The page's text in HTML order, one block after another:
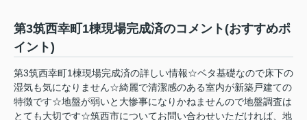
第3筑西幸町1棟現場完成済のコメント(おすすめポ
イント)
第3筑西幸町1棟現場完成済の詳しい情報☆ベタ基礎なので床下の
湿気も気になりません☆綺麗で清潔感のある室内が新築戸建ての
特徴です☆地盤が弱いと大惨事になりかねませんので地盤調査は
とても大切です☆筑西市についてお問い合わせいただければ、地